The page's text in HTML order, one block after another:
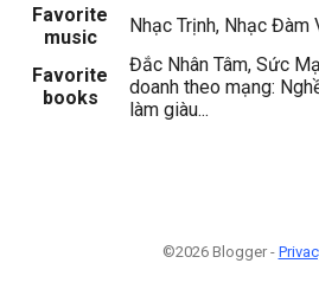
Favorite
music
Nhạc Trịnh, Nhạc Đàm
Favorite
books
Đắc Nhân Tâm, Sức
doanh theo mạng:
làm giàu...
©2026 Blogger -